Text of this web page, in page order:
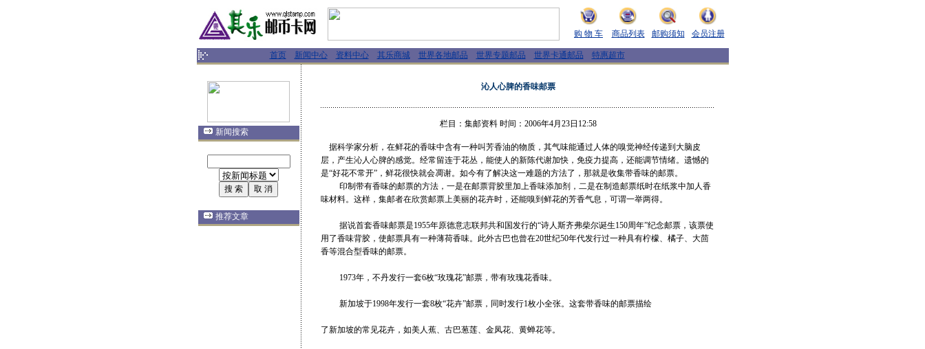
购 物 车 商品列表 邮购须知 会员注册
首页 新闻中心 资料中心 其乐商城 世界各地邮品 世界专题邮品 世界卡通邮品 特惠超市
新闻搜索
推荐文章
沁人心脾的香味邮票
栏目：集邮资料 时间：2006年4月23日12:58
据科学家分析，在鲜花的香味中含有一种叫芳香油的物质，其气味能通过人体的嗅觉神经传递到大脑皮
层，产生沁人心脾的感觉。经常留连于花丛，能使人的新陈代谢加快，免疫力提高，还能调节情绪。遗憾的
是“好花不常开”，鲜花很快就会凋谢。如今有了解决这一难题的方法了，那就是收集带香味的邮票。
印制带有香味的邮票的方法，一是在邮票背胶里加上香味添加剂，二是在制造邮票纸时在纸浆中加人香
味材料。这样，集邮者在欣赏邮票上美丽的花卉时，还能嗅到鲜花的芳香气息，可谓一举两得。
据说首套香味邮票是1955年原德意志联邦共和国发行的“诗人斯齐弗柴尔诞生150周年”纪念邮票，该票使
用了香味背胶，使邮票具有一种薄荷香味。此外古巴也曾在20世纪50年代发行过一种具有柠檬、橘子、大茴
香等混合型香味的邮票。
1973年，不丹发行一套6枚“玫瑰花”邮票，带有玫瑰花香味。
新加坡于1998年发行一套8枚“花卉”邮票，同时发行1枚小全张。这套带香味的邮票描绘
了新加坡的常见花卉，如美人蕉、古巴葱莲、金凤花、黄蝉花等。